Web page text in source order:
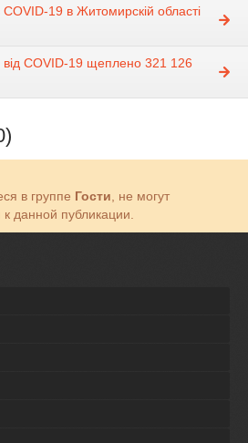
COVID-19 в Житомирскій області
від COVID-19 щеплено 321 126
в группе Гости, не могут
данной публикации.